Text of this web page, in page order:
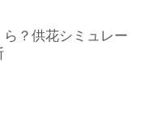
？供花シミュレー